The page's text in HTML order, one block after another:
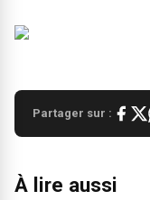
Partager sur :
À lire aussi